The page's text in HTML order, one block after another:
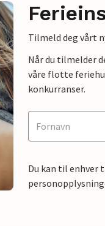
Tilmeld deg vårt
Når du tilmelder
våre flotte
konkurranser.
Du kan til enhver